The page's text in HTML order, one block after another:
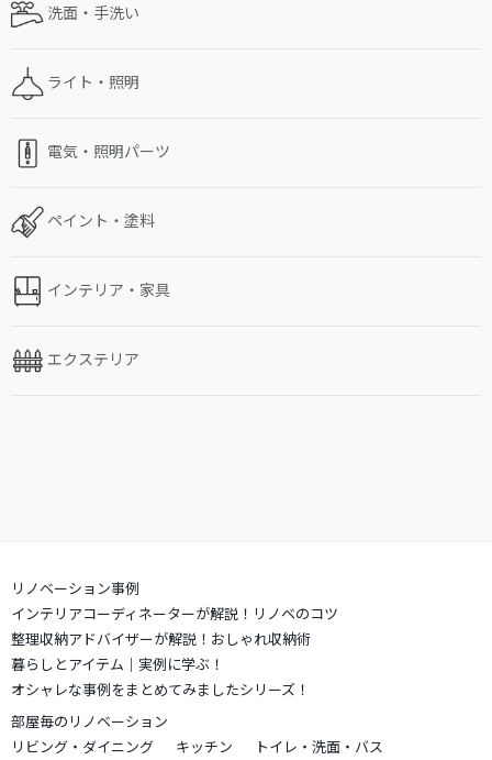
洗面・手洗い
ライト・照明
電気・照明パーツ
ペイント・塗料
インテリア・家具
エクステリア
リノベーション事例
インテリアコーディネーターが解説！リノベのコツ
整理収納アドバイザーが解説！おしゃれ収納術
暮らしとアイテム｜実例に学ぶ！
オシャレな事例をまとめてみましたシリーズ！
部屋毎のリノベーション
リビング・ダイニング
キッチン
トイレ・洗面・バス